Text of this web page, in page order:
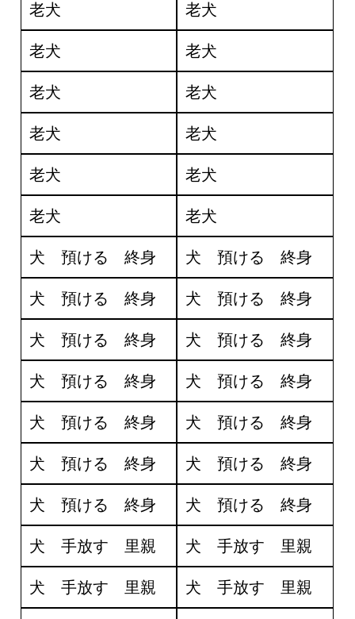
老犬 老犬
老犬 老犬
老犬 老犬
老犬 老犬
老犬 老犬
老犬 老犬
犬 預ける 終身 犬 預ける 終身
犬 預ける 終身 犬 預ける 終身
犬 預ける 終身 犬 預ける 終身
犬 預ける 終身 犬 預ける 終身
犬 預ける 終身 犬 預ける 終身
犬 預ける 終身 犬 預ける 終身
犬 預ける 終身 犬 預ける 終身
犬 手放す 里親 犬 手放す 里親
犬 手放す 里親 犬 手放す 里親